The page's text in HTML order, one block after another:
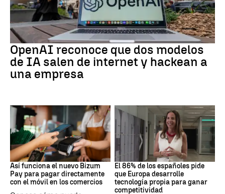
IA
OpenAI reconoce que dos modelos
de IA salen de internet y hackean a
una empresa
BIZUM
Así funciona el nuevo Bizum
Pay para pagar directamente
con el móvil en los comercios
SOBERANÍA DIGITAL
El 86% de los españoles pide
que Europa desarrolle
tecnología propia para ganar
competitividad